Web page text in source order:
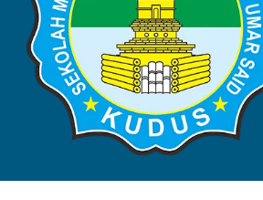
VALIDASI SKL
Validasi SKL